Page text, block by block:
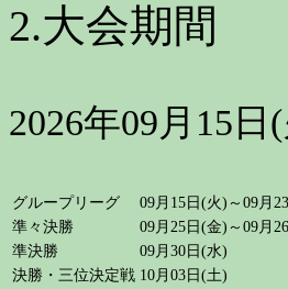
2.大会期間
2026年09月15日
グループリーグ
09月15日(火)～09月
準々決勝
09月25日(金)～09月
準決勝
09月30日(水)
決勝・三位決定戦 10月03日(土)